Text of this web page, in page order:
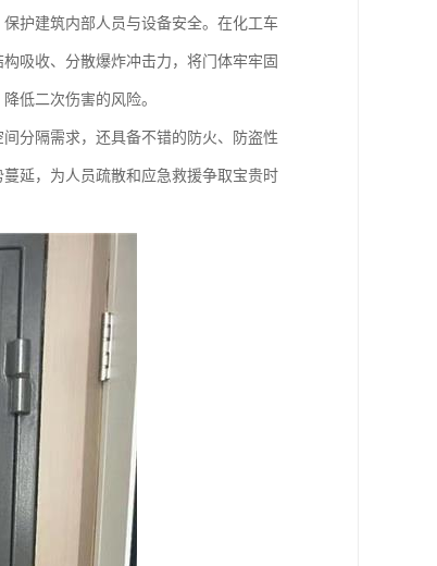
护建筑内部人员与设备安全。在化工车
吸收、分散爆炸冲击力，将门体牢牢固
低二次伤害的风险。
分隔需求，还具备不错的防火、防盗性
延，为人员疏散和应急救援争取宝贵时